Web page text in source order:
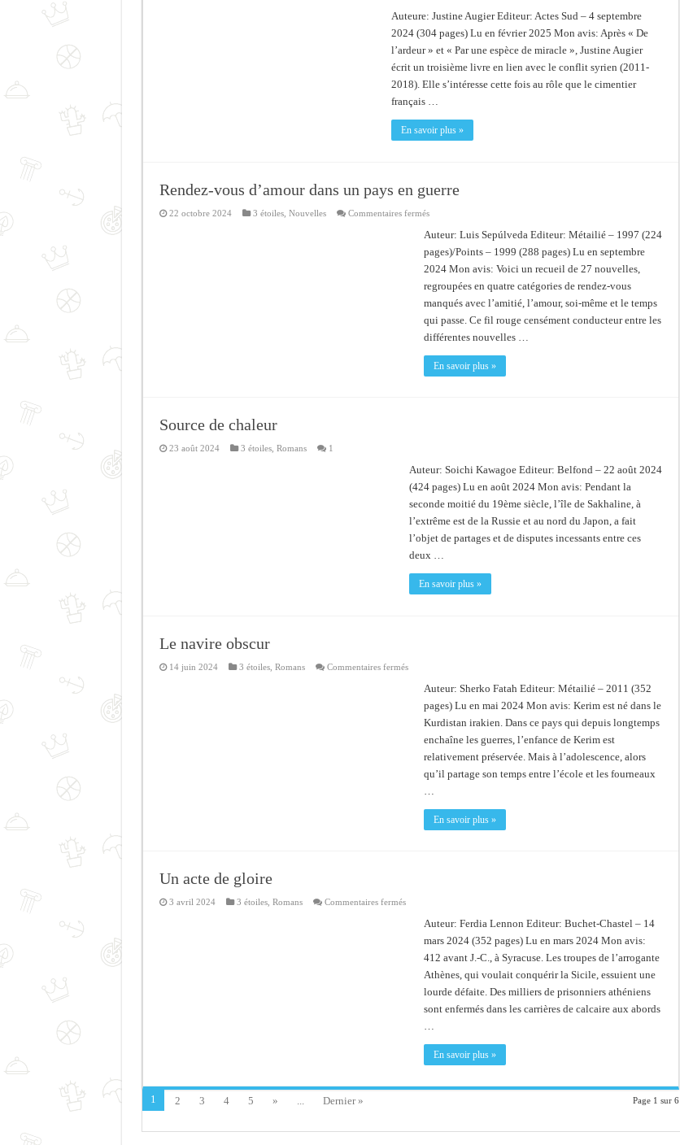
morale
Auteure: Justine Augier Editeur: Actes Sud – 4 septembre
2024 (304 pages) Lu en février 2025 Mon avis: Après « De
l’ardeur » et « Par une espèce de miracle », Justine Augier
écrit un troisième livre en lien avec le conflit syrien (2011-
2018). Elle s’intéresse cette fois au rôle que le cimentier
français …
En savoir plus »
Rendez-vous d’amour dans un pays en guerre
22 octobre 2024 3 étoiles, Nouvelles Commentaires ferméssur
vous
d’amour
dans
un
pays
guerre
Auteur: Luis Sepúlveda Editeur: Métailié – 1997 (224
pages)/Points – 1999 (288 pages) Lu en septembre
2024 Mon avis: Voici un recueil de 27 nouvelles,
regroupées en quatre catégories de rendez-vous
manqués avec l’amitié, l’amour, soi-même et le temps
qui passe. Ce fil rouge censément conducteur entre les
différentes nouvelles …
En savoir plus »
Source de chaleur
23 août 2024 3 étoiles, Romans 1
Auteur: Soichi Kawagoe Editeur: Belfond – 22 août 2024
(424 pages) Lu en août 2024 Mon avis: Pendant la
seconde moitié du 19ème siècle, l’île de Sakhaline, à
l’extrême est de la Russie et au nord du Japon, a fait
l’objet de partages et de disputes incessants entre ces
deux …
En savoir plus »
Le navire obscur
14 juin 2024 3 étoiles, Romans Commentaires ferméssur
navire
obscur
Auteur: Sherko Fatah Editeur: Métailié – 2011 (352
pages) Lu en mai 2024 Mon avis: Kerim est né dans le
Kurdistan irakien. Dans ce pays qui depuis longtemps
enchaîne les guerres, l’enfance de Kerim est
relativement préservée. Mais à l’adolescence, alors
qu’il partage son temps entre l’école et les fourneaux
…
En savoir plus »
Un acte de gloire
3 avril 2024 3 étoiles, Romans Commentaires ferméssur
gloire
Auteur: Ferdia Lennon Editeur: Buchet-Chastel – 14
mars 2024 (352 pages) Lu en mars 2024 Mon avis:
412 avant J.-C., à Syracuse. Les troupes de l’arrogante
Athènes, qui voulait conquérir la Sicile, essuient une
lourde défaite. Des milliers de prisonniers athéniens
sont enfermés dans les carrières de calcaire aux abords
…
En savoir plus »
Page 1 sur 6
1 2 3 4 5 » ... Dernier »